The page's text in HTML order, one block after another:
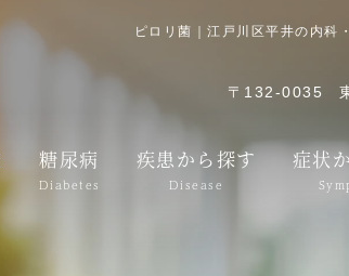
ピロリ菌｜江戸川区平井の内科
〒132-0035
糖尿病
Diabetes
疾患から探す
Disease
症状